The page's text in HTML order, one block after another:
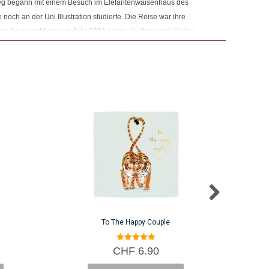
begann mit einem Besuch im Elefantenwaisenhaus des
an der Uni Illustration studierte. Die Reise war ihre
An einer Messe im Jahr 2016 zeigte sie ihre erste Karten-
noch ihre beliebteste Kollektion ist. Louise arbeitet heute in
To The Happy Couple
5.00
von 5
CHF6.90